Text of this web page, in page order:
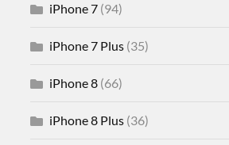
iPhone 7 (94)
iPhone 7 Plus (35)
iPhone 8 (66)
iPhone 8 Plus (36)